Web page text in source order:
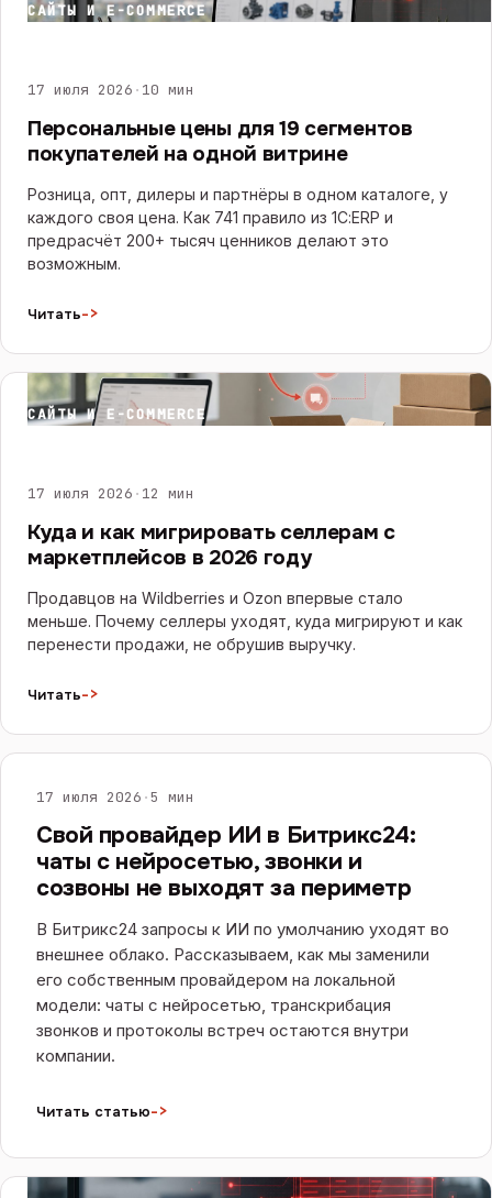
САЙТЫ И E-COMMERCE
17 июля 2026 · 10 мин
Персональные цены для 19 сегментов
покупателей на одной витрине
Розница, опт, дилеры и партнёры в одном каталоге, у
каждого своя цена. Как 741 правило из 1С:ERP и
предрасчёт 200+ тысяч ценников делают это
возможным.
Читать->
САЙТЫ И E-COMMERCE
17 июля 2026 · 12 мин
Куда и как мигрировать селлерам с
маркетплейсов в 2026 году
Продавцов на Wildberries и Ozon впервые стало
меньше. Почему селлеры уходят, куда мигрируют и как
перенести продажи, не обрушив выручку.
Читать->
ИИ И ЧАТ-БОТЫ
17 июля 2026 ·5 мин
Свой провайдер ИИ в Битрикс24:
чаты с нейросетью, звонки и
созвоны не выходят за периметр
В Битрикс24 запросы к ИИ по умолчанию уходят во
внешнее облако. Рассказываем, как мы заменили
его собственным провайдером на локальной
модели: чаты с нейросетью, транскрибация
звонков и протоколы встреч остаются внутри
компании.
Читать статью->